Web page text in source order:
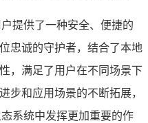
提供了一种安全、便捷的
忠诚的守护者，结合了本地
，满足了用户在不同场景下
步和应用场景的不断拓展，
系统中发挥更加重要的作